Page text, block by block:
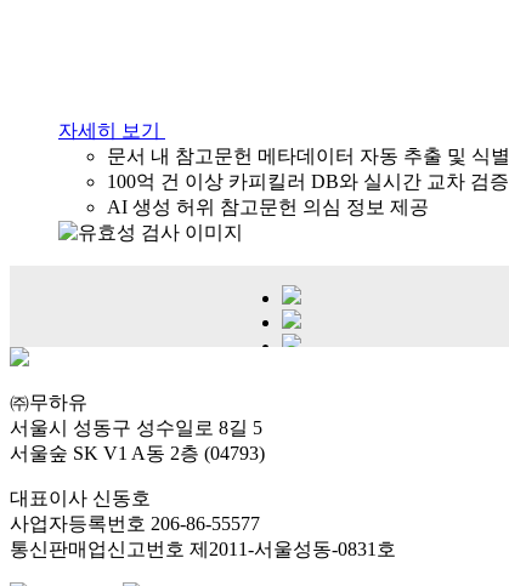
자세히 보기
문서 내 참고문헌 메타데이터 자동 추출 및 식별
100억 건 이상 카피킬러 DB와 실시간 교차 검증
AI 생성 허위 참고문헌 의심 정보 제공
㈜무하유
서울시 성동구 성수일로 8길 5
서울숲 SK V1 A동 2층 (04793)
대표이사 신동호
사업자등록번호 206-86-55577
통신판매업신고번호 제2011-서울성동-0831호